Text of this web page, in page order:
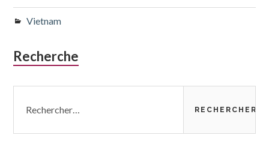
Vietnam
Recherche